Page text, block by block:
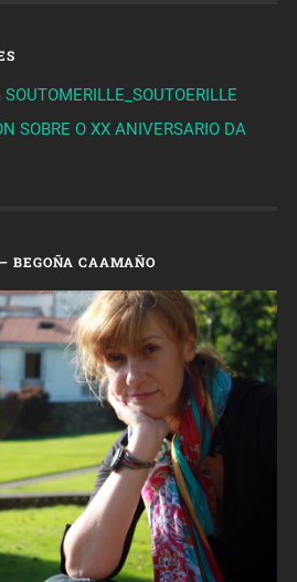
SOUTOMERILLE_SOUTOERILLE
SOBRE O XX ANIVERSARIO DA
BEGOÑA CAAMAÑO